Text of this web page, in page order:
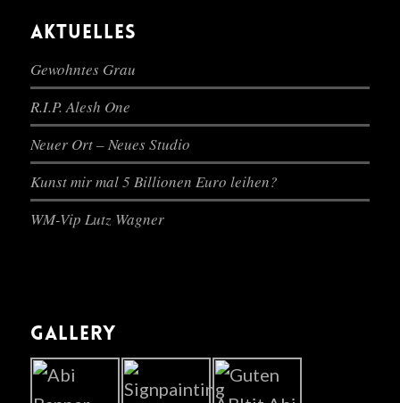
AKTUELLES
Gewohntes Grau
R.I.P. Alesh One
Neuer Ort – Neues Studio
Kunst mir mal 5 Billionen Euro leihen?
WM-Vip Lutz Wagner
GALLERY